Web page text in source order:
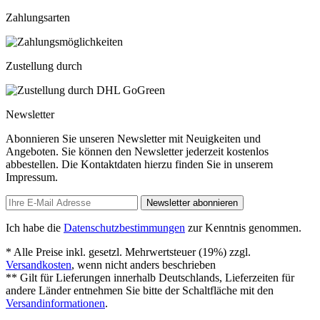
Zahlungsarten
Zustellung durch
Newsletter
Abonnieren Sie unseren Newsletter mit Neuigkeiten und
Angeboten. Sie können den Newsletter jederzeit kostenlos
abbestellen. Die Kontaktdaten hierzu finden Sie in unserem
Impressum.
Newsletter abonnieren
Ich habe die Datenschutzbestimmungen zur Kenntnis genommen.
* Alle Preise inkl. gesetzl. Mehrwertsteuer (19%) zzgl.
Versandkosten, wenn nicht anders beschrieben
** Gilt für Lieferungen innerhalb Deutschlands, Lieferzeiten für
andere Länder entnehmen Sie bitte der Schaltfläche mit den
Versandinformationen.